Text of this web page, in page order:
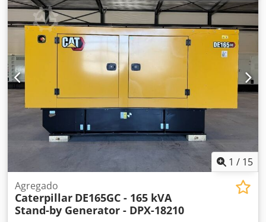
1 / 15
Agregado
Caterpillar DE165GC - 165 kVA
Stand-by Generator - DPX-18210